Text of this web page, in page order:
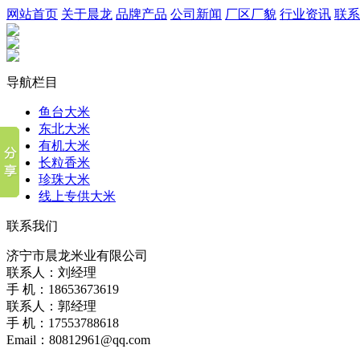
网站首页 关于晨龙 品牌产品 公司新闻 厂区厂貌 行业资讯 联
导航栏目
鱼台大米
东北大米
有机大米
长粒香米
珍珠大米
线上专供大米
联系我们
济宁市晨龙米业有限公司
联系人：刘经理
手 机：18653673619
联系人：郭经理
手 机：17553788618
Email：80812961@qq.com